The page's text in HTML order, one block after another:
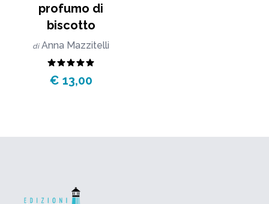
profumo di
biscotto
di Anna Mazzitelli
€ 13,00